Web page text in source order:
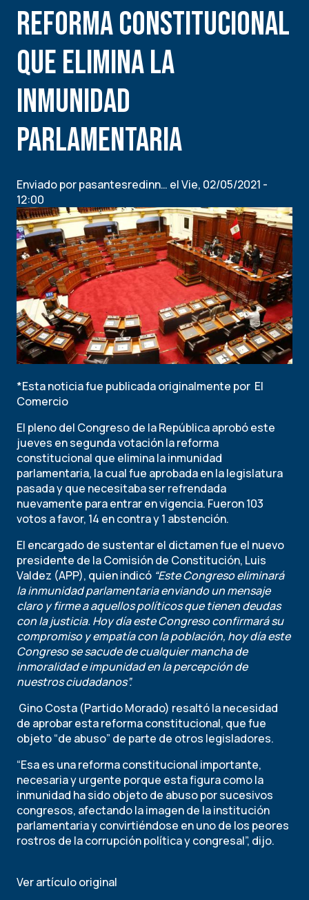
reforma constitucional
que elimina la
inmunidad
parlamentaria
Enviado porpasantesredinn… elVie, 02/05/2021 -
12:00
*Esta noticia fue publicada originalmente por El
Comercio
El pleno del Congreso de la República aprobó este
jueves en segunda votación la reforma
constitucional que elimina lainmunidad
parlamentaria, la cual fue aprobada en la legislatura
pasada y que necesitaba ser refrendada
nuevamente para entrar en vigencia. Fueron 103
votos a favor, 14 en contra y 1 abstención.
El encargado de sustentar el dictamen fue el nuevo
presidente de la Comisión de Constitución, Luis
Valdez (APP), quien indicó “Este Congreso eliminará
la inmunidad parlamentaria enviando un mensaje
claro y firme a aquellos políticos que tienen deudas
con la justicia. Hoy día este Congreso confirmará su
compromiso y empatía con la población, hoy día este
Congreso se sacude de cualquier mancha de
inmoralidad e impunidad en la percepción de
nuestros ciudadanos”.
Gino Costa (Partido Morado) resaltó la necesidad
de aprobar esta reforma constitucional, que fue
objeto “de abuso” de parte de otros legisladores.
“Esa es una reforma constitucional importante,
necesaria y urgente porque esta figura como la
inmunidad ha sido objeto de abuso por sucesivos
congresos, afectando la imagen de la institución
parlamentaria y convirtiéndose en uno de los peores
rostros de la corrupción política y congresal”, dijo.
Ver artículo original